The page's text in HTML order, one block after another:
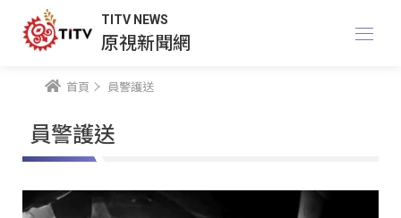
TITV NEWS
原視新聞網
首頁 員警護送
員警護送